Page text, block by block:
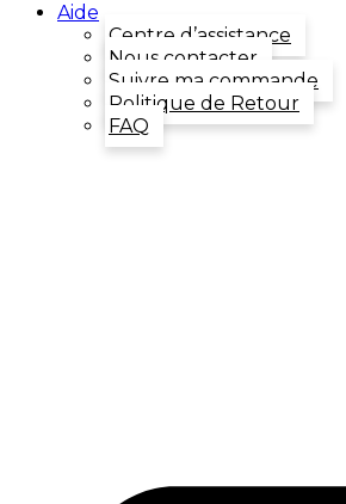
Aide
Centre d’assistance
Nous contacter
Suivre ma commande
Politique de Retour
FAQ